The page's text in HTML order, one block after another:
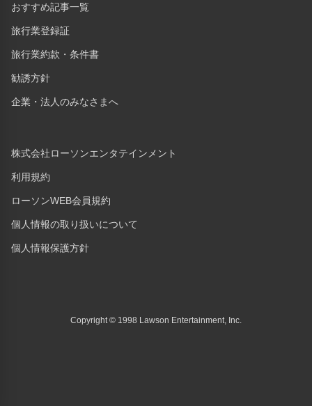
おすすめ記事一覧
旅行業登録証
旅行業約款・条件書
勧誘方針
企業・法人のみなさまへ
株式会社ローソンエンタテインメント
利用規約
ローソンWEB会員規約
個人情報の取り扱いについて
個人情報保護方針
Copyright © 1998 Lawson Entertainment, Inc.